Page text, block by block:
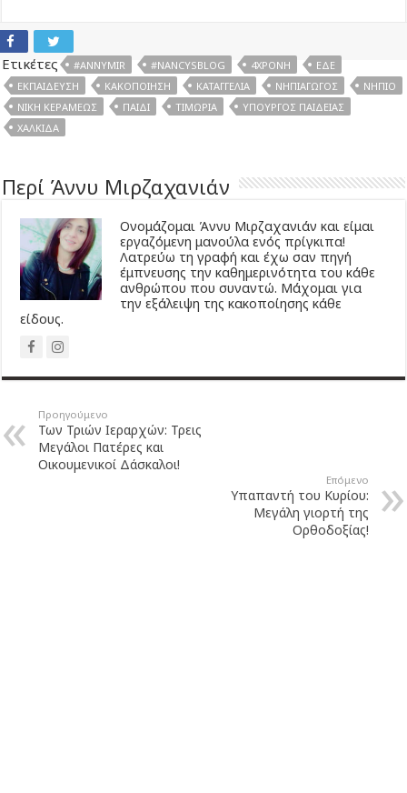
Ετικέτες #ANNYMIR #NANCYSBLOG 4ΧΡΌΝΗ
ΕΔΕ
ΕΚΠΑΊΔΕΥΣΗ
ΚΑΚΟΠΟΊΗΣΗ ΚΑΤΑΓΓΕΛΊΑ ΝΗΠΙΑΓΩΓΌΣ
ΝΉΠΙΟ
ΝΊΚΗ ΚΕΡΑΜΈΩΣ
ΠΑΙΔΊ ΤΙΜΩΡΊΑ
ΥΠΟΥΡΓΌΣ ΠΑΙΔΕΊΑΣ
ΧΑΛΚΊΔΑ
Περί Άννυ Μιρζαχανιάν
Ονομάζομαι Άννυ Μιρζαχανιάν και είμαι
εργαζόμενη μανούλα ενός πρίγκιπα!
Λατρεύω τη γραφή και έχω σαν πηγή
έμπνευσης την καθημερινότητα του κάθε
ανθρώπου που συναντώ. Μάχομαι για
την εξάλειψη της κακοποίησης κάθε
είδους.
Προηγούμενο
Των Τριών Ιεραρχών: Τρεις
Μεγάλοι Πατέρες και
Οικουμενικοί Δάσκαλοι!
Επόμενο
Υπαπαντή του Κυρίου:
Μεγάλη γιορτή της
Ορθοδοξίας!